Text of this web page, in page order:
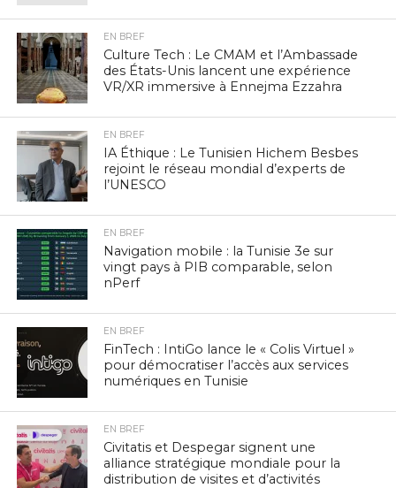
EN BREF
Culture Tech : Le CMAM et l’Ambassade
des États-Unis lancent une expérience
VR/XR immersive à Ennejma Ezzahra
EN BREF
IA Éthique : Le Tunisien Hichem Besbes
rejoint le réseau mondial d’experts de
l’UNESCO
EN BREF
Navigation mobile : la Tunisie 3e sur
vingt pays à PIB comparable, selon
nPerf
EN BREF
FinTech : IntiGo lance le « Colis Virtuel »
pour démocratiser l’accès aux services
numériques en Tunisie
EN BREF
Civitatis et Despegar signent une
alliance stratégique mondiale pour la
distribution de visites et d’activités